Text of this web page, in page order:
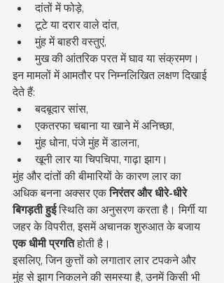
दांतों में फोड़े,
टूटे या दरार वाले दांत,
मुंह में बाहरी वस्तुएं,
मुख की आंतरिक परत में घाव या संक्रमण।
इन मामलों में आमतौर पर निम्नलिखित लक्षण दिखाई
देते हैं:
बदबूदार सांस,
एकतरफा चबाना या खाने में अनिच्छा,
मुंह धोना, पंजे मुंह में डालना,
खूनी लार या चिपचिपा, गाढ़ा झाग।
मुंह और दांतों की बीमारियों के कारण लार का
अधिक बनना अक्सर एक निरंतर और धीरे-धीरे
बिगड़ती हुई स्थिति का अनुसरण करता है। मिर्गी या
जहर के विपरीत, इसमें अचानक शुरुआत के बजाय
एक धीमी प्रगति होती है।
इसलिए, जिन कुत्तों को लगातार लार टपकने और
मुंह से झाग निकलने की समस्या है, उनमें किसी भी